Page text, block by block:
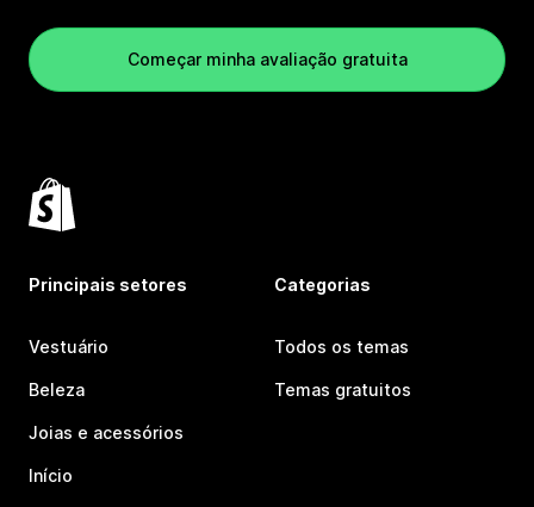
Começar minha avaliação gratuita
Principais setores
Vestuário
Beleza
Joias e acessórios
Início
Categorias
Todos os temas
Temas gratuitos